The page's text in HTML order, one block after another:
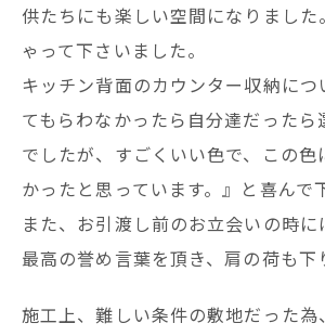
供たちにも楽しい空間になりました
ゃって下さいました。
キッチン背面のカウンター収納につ
てもらわなかったら自分達だったら
でしたが、すごくいい色で、この色
かったと思っています。』と喜んで
また、お引渡し前のお立会いの時に
最高の誉め言葉を頂き、肩の荷も下
施工上、難しい条件の敷地だった